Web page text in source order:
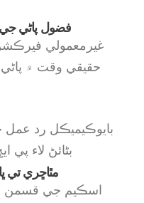
فضول پاڻي
غيرمعمولي
حقيقي وقت ۾
بايوڪيميڪل رد
بڻائڻ لاء پي
مٿاڇري تي
اسڪيم جي قسمن